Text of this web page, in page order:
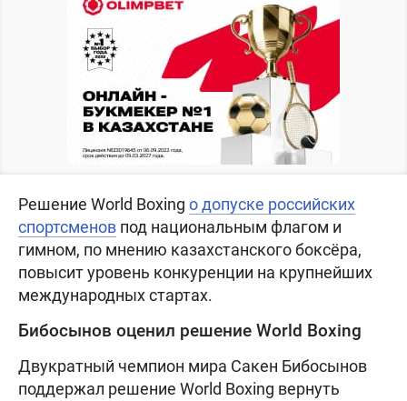
Решение World Boxing о допуске российских
спортсменов под национальным флагом и
гимном, по мнению казахстанского боксёра,
повысит уровень конкуренции на крупнейших
международных стартах.
Бибосынов оценил решение World Boxing
Двукратный чемпион мира Сакен Бибосынов
поддержал решение World Boxing вернуть